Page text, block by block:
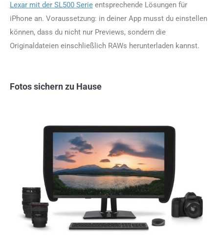
Lexar mit der SL500 Serie entsprechende Lösungen für
iPhone an. Voraussetzung: in deiner App musst du einstellen
können, dass du nicht nur Previews, sondern die
Originaldateien einschließlich RAWs herunterladen kannst.
Fotos sichern zu Hause